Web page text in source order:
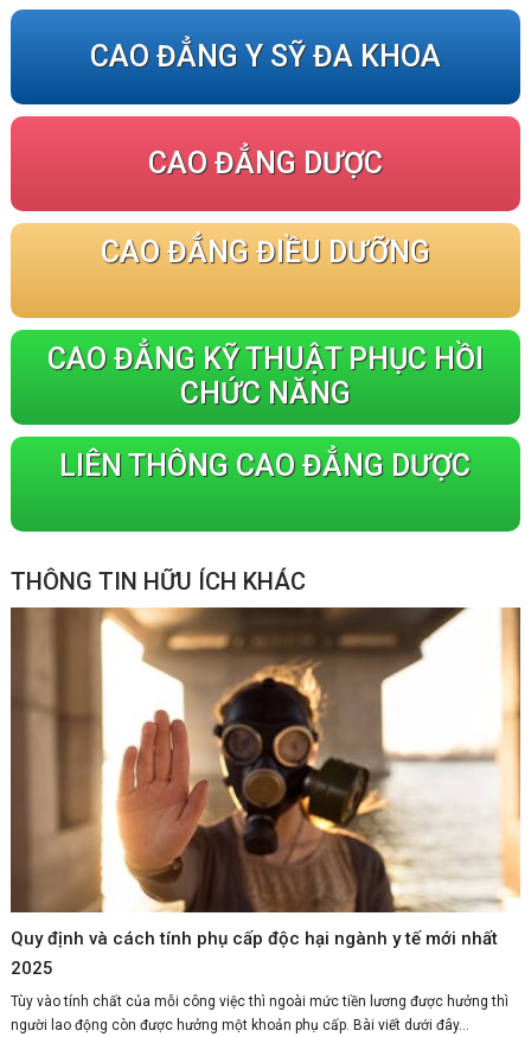
CAO ĐẲNG Y SỸ ĐA KHOA
CAO ĐẲNG DƯỢC
CAO ĐẲNG ĐIỀU DƯỠNG
CAO ĐẲNG KỸ THUẬT PHỤC HỒI
CHỨC NĂNG
LIÊN THÔNG CAO ĐẲNG DƯỢC
THÔNG TIN HỮU ÍCH KHÁC
Quy định và cách tính phụ cấp độc hại ngành y tế mới nhất
2025
Tùy vào tính chất của mỗi công việc thì ngoài mức tiền lương được hưởng thì
người lao động còn được hưởng một khoản phụ cấp. Bài viết dưới đây...